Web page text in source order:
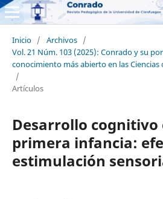
Inicio / Archivos /
Vol. 21 Núm. 103 (2025): Conrado y su
conocimiento más abierto en las Ciencias
/
Artículos
Desarrollo cognitivo
primera infancia:
estimulación